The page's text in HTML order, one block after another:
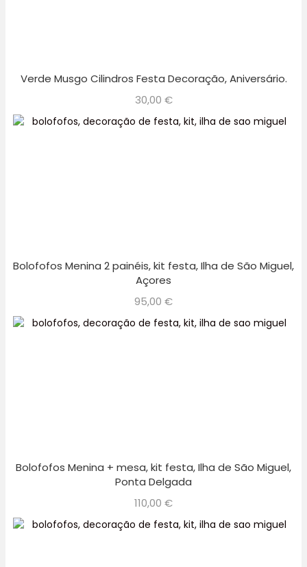
Verde Musgo Cilindros Festa Decoração, Aniversário.
30,00 €
Bolofofos Menina 2 painéis, kit festa, Ilha de São Miguel,
Açores
95,00 €
Bolofofos Menina + mesa, kit festa, Ilha de São Miguel,
Ponta Delgada
110,00 €